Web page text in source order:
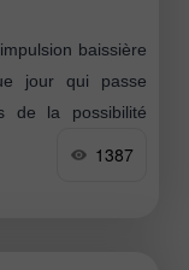
baissière
jour qui passe
de la possibilité
1387